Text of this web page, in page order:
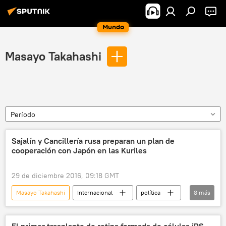
Mundo
Masayo Takahashi
Período
Sajalín y Cancillería rusa preparan un plan de
cooperación con Japón en las Kuriles
29 de diciembre 2016, 09:18 GMT
Masayo Takahashi Internacional
política
Rusia
El contencioso de las islas Kuriles
Japón
islas Kuriles
Sajalín
8 más